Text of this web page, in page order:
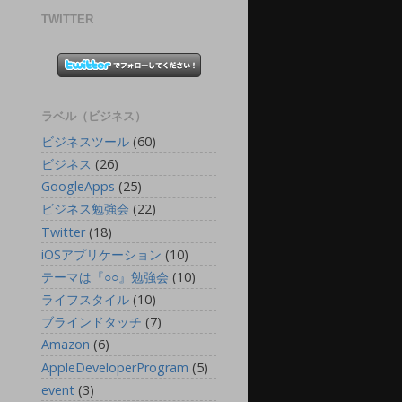
TWITTER
ラベル（ビジネス）
ビジネスツール (60)
ビジネス (26)
GoogleApps (25)
ビジネス勉強会 (22)
Twitter (18)
iOSアプリケーション (10)
テーマは『○○』勉強会 (10)
ライフスタイル (10)
ブラインドタッチ (7)
Amazon (6)
AppleDeveloperProgram (5)
event (3)